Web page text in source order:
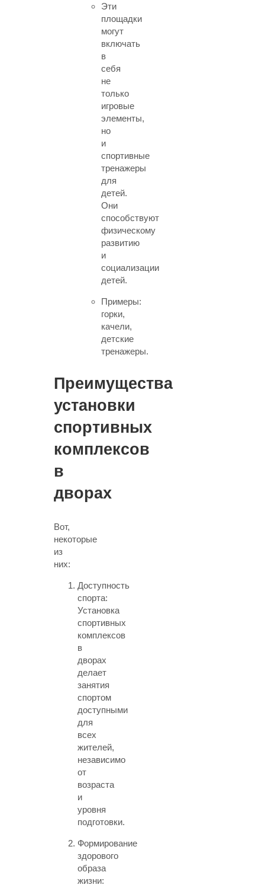
Эти
площадки
могут
включать
в
себя
не
только
игровые
элементы,
но
и
спортивные
тренажеры
для
детей.
Они
способствуют
физическому
развитию
и
социализации
детей.
Примеры:
горки,
качели,
детские
тренажеры.
Преимущества
установки
спортивных
комплексов
в
дворах
Вот,
некоторые
из
них:
Доступность
спорта:
Установка
спортивных
комплексов
в
дворах
делает
занятия
спортом
доступными
для
всех
жителей,
независимо
от
возраста
и
уровня
подготовки.
Формирование
здорового
образа
жизни: